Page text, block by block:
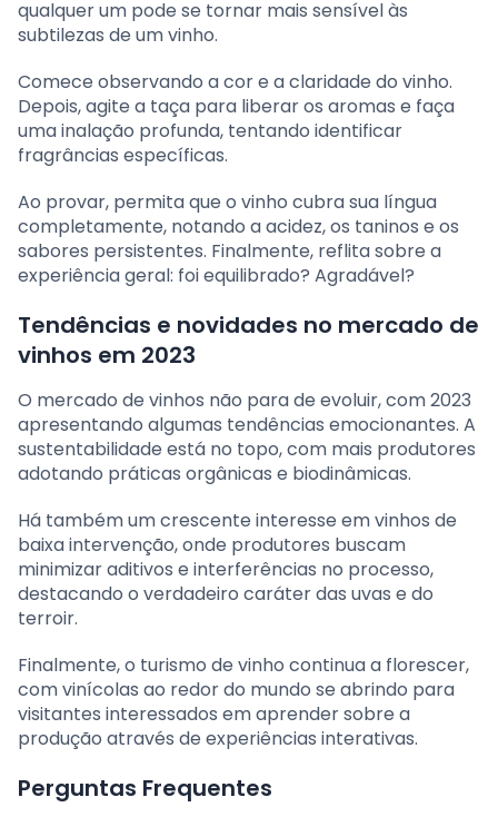
qualquer um pode se tornar mais sensível às
subtilezas de um vinho.
Comece observando a cor e a claridade do vinho.
Depois, agite a taça para liberar os aromas e faça
uma inalação profunda, tentando identificar
fragrâncias específicas.
Ao provar, permita que o vinho cubra sua língua
completamente, notando a acidez, os taninos e os
sabores persistentes. Finalmente, reflita sobre a
experiência geral: foi equilibrado? Agradável?
Tendências e novidades no mercado de
vinhos em 2023
O mercado de vinhos não para de evoluir, com 2023
apresentando algumas tendências emocionantes. A
sustentabilidade está no topo, com mais produtores
adotando práticas orgânicas e biodinâmicas.
Há também um crescente interesse em vinhos de
baixa intervenção, onde produtores buscam
minimizar aditivos e interferências no processo,
destacando o verdadeiro caráter das uvas e do
terroir.
Finalmente, o turismo de vinho continua a florescer,
com vinícolas ao redor do mundo se abrindo para
visitantes interessados em aprender sobre a
produção através de experiências interativas.
Perguntas Frequentes